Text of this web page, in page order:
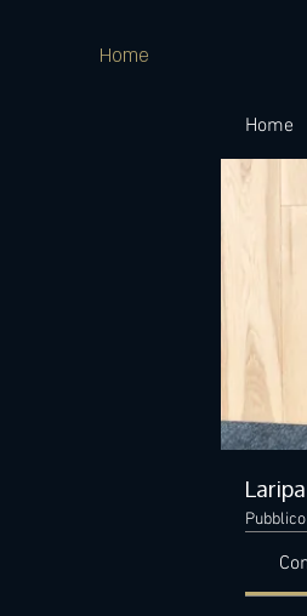
Home
Home
Pubblico